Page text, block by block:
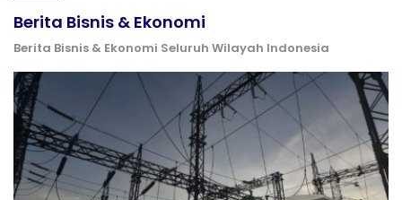
Berita Bisnis & Ekonomi
Berita Bisnis & Ekonomi Seluruh Wilayah Indonesia